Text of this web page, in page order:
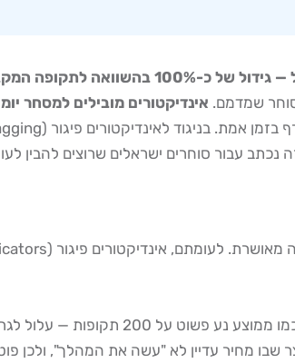
שמדמם. אינדיקטורים מובילים למסחר
עבור סוחרים ישראלים שרוצים להבין
במסחר יומי, שבו פוזיציות נפתחות ונסגרות תוך שעות ספורות, כל